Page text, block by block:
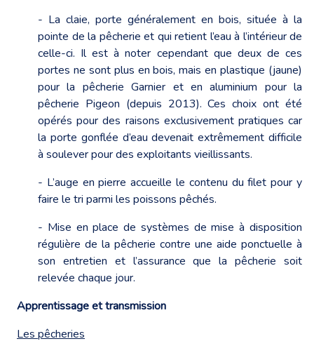
- La claie, porte généralement en bois, située à la
pointe de la pêcherie et qui retient l’eau à l’intérieur de
celle-ci. Il est à noter cependant que deux de ces
portes ne sont plus en bois, mais en plastique (jaune)
pour la pêcherie Garnier et en aluminium pour la
pêcherie Pigeon (depuis 2013). Ces choix ont été
opérés pour des raisons exclusivement pratiques car
la porte gonflée d’eau devenait extrêmement difficile
à soulever pour des exploitants vieillissants.
- L’auge en pierre accueille le contenu du filet pour y
faire le tri parmi les poissons pêchés.
- Mise en place de systèmes de mise à disposition
régulière de la pêcherie contre une aide ponctuelle à
son entretien et l’assurance que la pêcherie soit
relevée chaque jour.
Apprentissage et transmission
Les pêcheries